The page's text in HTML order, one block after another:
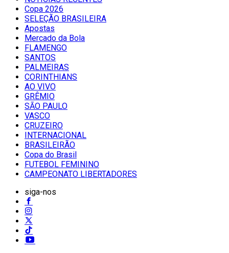
Copa 2026
SELEÇÃO BRASILEIRA
Apostas
Mercado da Bola
FLAMENGO
SANTOS
PALMEIRAS
CORINTHIANS
AO VIVO
GRÊMIO
SĀO PAULO
VASCO
CRUZEIRO
INTERNACIONAL
BRASILEIRÃO
Copa do Brasil
FUTEBOL FEMININO
CAMPEONATO LIBERTADORES
siga-nos